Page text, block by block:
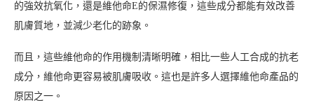
的強效抗氧化，還是維他命E的保濕修復，這些成分都能有效改善
肌膚質地，並減少老化的跡象。
而且，這些維他命的作用機制清晰明確，相比一些人工合成的抗老
成分，維他命更容易被肌膚吸收。這也是許多人選擇維他命產品的
原因之一。